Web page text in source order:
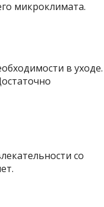
микроклимата.
в уходе.
со